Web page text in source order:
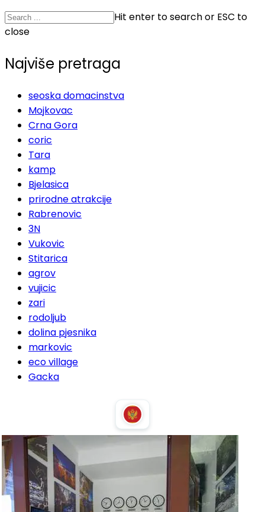
Hit enter to search or ESC to
close
Najviše pretraga
seoska domacinstva
Mojkovac
Crna Gora
coric
Tara
kamp
Bjelasica
prirodne atrakcije
Rabrenovic
3N
Vukovic
Stitarica
agrov
vujicic
zari
rodoljub
dolina pjesnika
markovic
eco village
Gacka